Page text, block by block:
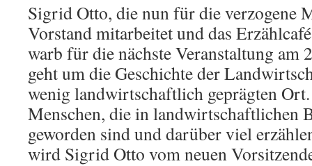
Sigrid Otto, die nun für die verzogene
Vorstand mitarbeitet und das
warb für die nächste Veranstaltung am
geht um die Geschichte der
wenig landwirtschaftlich geprägten
Menschen, die in landwirtschaftlichen
geworden sind und darüber viel
wird Sigrid Otto vom neuen